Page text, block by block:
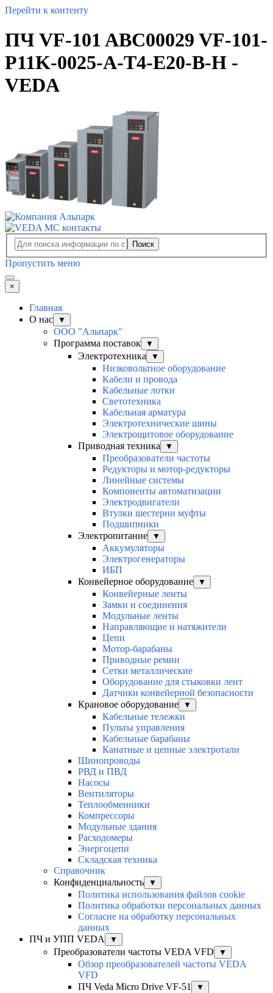
Перейти к контенту
ПЧ VF-101 ABC00029 VF-101-
P11K-0025-A-T4-E20-B-H -
VEDA
Поиск
Пропустить меню
×
Главная
О нас
▼
ООО "Альпарк"
Программа поставок
▼
Электротехника ▼
Низковольтное оборудование
Кабели и провода
Кабельные лотки
Светотехника
Кабельная арматура
Электротехнические шины
Электрощитовое оборудование
Приводная техника
▼
Преобразователи частоты
Редукторы и мотор-редукторы
Линейные системы
Компоненты автоматизации
Электродвигатели
Втулки шестерни муфты
Подшипники
Электропитание
▼
Аккумуляторы
Электрогенераторы
ИБП
Конвейерное оборудование
▼
Конвейерные ленты
Замки и соединения
Модульные ленты
Направляющие и натяжители
Цепи
Мотор-барабаны
Приводные ремни
Сетки металлические
Оборудование для стыковки лент
Датчики конвейерной безопасности
Крановое оборудование
▼
Кабельные тележки
Пульты управления
Кабельные барабаны
Канатные и цепные электротали
Шинопроводы
РВД и ПВД
Насосы
Вентиляторы
Теплообменники
Компрессоры
Модульные здания
Расходомеры
Энергоцепи
Складская техника
Справочник
Конфиденциальность
▼
Политика использования файлов cookie
Политика обработки персональных данных
Согласие на обработку персональных
данных
ПЧ и УПП VEDA
▼
Преобразователи частоты VEDA VFD ▼
Обзор преобразователей частоты VEDA
VFD
ПЧ Veda Micro Drive VF-51
▼